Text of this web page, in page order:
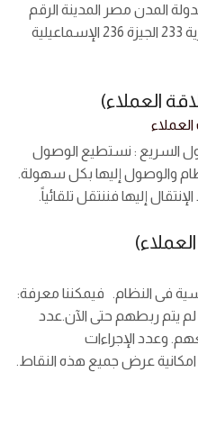
المدن مصر المدينة الرقم
التسلسلي القاهرة 232 الاسكندرية 233 الجيزة 236 الإسماعيلية
العملاء)
السريع : نستطيع الوصول
والوصول إليها بكل سهولة.
إليها فننتقل تلقائياً.
فى النظام. فيمكننا معرفة:
يتم ربطهم حتى الآن.عدد
وعدد الإجراءات
امكانية عرض جميع هذه النقاط.